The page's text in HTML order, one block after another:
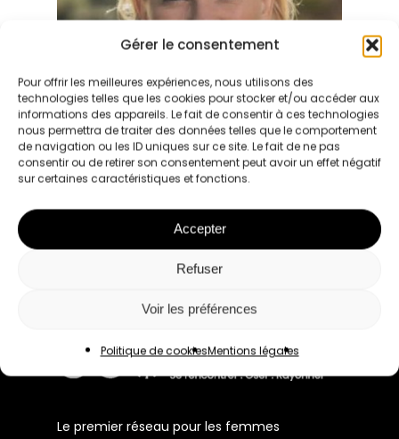
Gérer le consentement
Pour offrir les meilleures expériences, nous utilisons des
technologies telles que les cookies pour stocker et/ou accéder aux
informations des appareils. Le fait de consentir à ces technologies
nous permettra de traiter des données telles que le comportement
de navigation ou les ID uniques sur ce site. Le fait de ne pas
consentir ou de retirer son consentement peut avoir un effet négatif
sur certaines caractéristiques et fonctions.
Accepter
Refuser
Voir les préférences
Politique de cookiesMentions légales
Soirées
AVRIL: Sandrine
Le premier réseau pour les femmes